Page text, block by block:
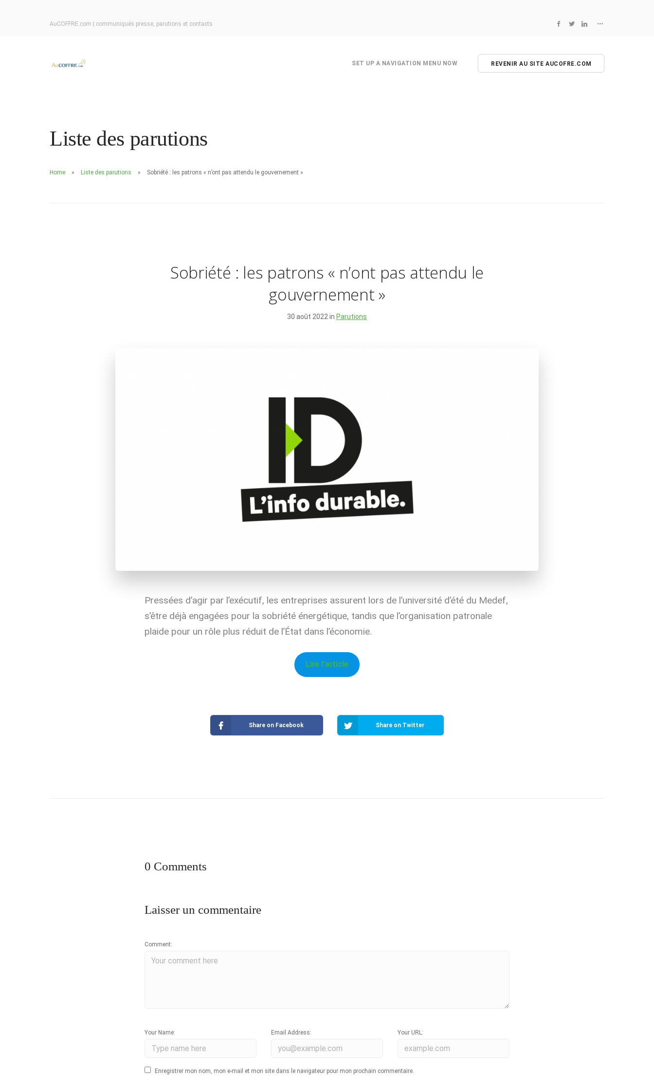
AuCOFFRE.com | communiqués presse, parutions et contacts
SET UP A NAVIGATION MENU NOW REVENIR AU SITE AUCOFRE.COM
Liste des parutions
Home Liste des parutions Sobriété : les patrons « n’ont pas attendu le gouvernement »
Sobriété : les patrons « n’ont pas attendu le
gouvernement »
30 août 2022 in Parutions
Pressées d’agir par l’exécutif, les entreprises assurent lors de l’université d’été du Medef,
s’être déjà engagées pour la sobriété énergétique, tandis que l’organisation patronale
plaide pour un rôle plus réduit de l’État dans l’économie.
Lire l’article
Share on Facebook Share on Twitter
0 Comments
Laisser un commentaire
Comment:
Your Name: Email Address: Your URL:
Enregistrer mon nom, mon e-mail et mon site dans le navigateur pour mon prochain commentaire.